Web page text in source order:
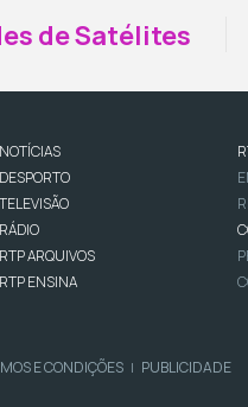
de Satélites
NOTÍCIAS
DESPORTO
TELEVISÃO
RÁDIO
RTP ARQUIVOS
RTP ENSINA
E CONDIÇÕES | PUBLICIDADE